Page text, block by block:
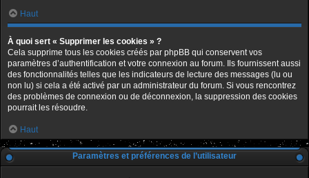
Haut
À quoi sert « Supprimer les cookies » ?
Cela supprime tous les cookies créés par phpBB qui conservent vos
paramètres d’authentification et votre connexion au forum. Ils fournissent aussi
des fonctionnalités telles que les indicateurs de lecture des messages (lu ou
non lu) si cela a été activé par un administrateur du forum. Si vous rencontrez
des problèmes de connexion ou de déconnexion, la suppression des cookies
pourrait les résoudre.
Haut
Paramètres et préférences de l’utilisateur